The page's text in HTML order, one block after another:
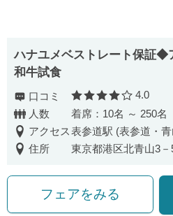
ハナユメベストレート保証◆
和牛試食
口コミ 口コミ
4.0
人数
着席：10名 ～ 250名
アクセス表参道駅 (表参道・
住所
東京都港区北青山3－
フェアをみる